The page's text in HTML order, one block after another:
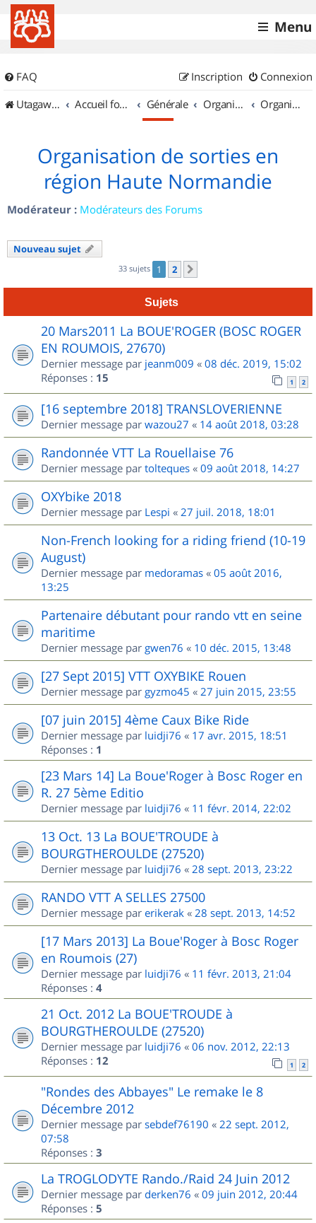
Menu
FAQ Connexion
Inscription
UtagawaVTT (Randos VTT et VTTAE avec traces GPS)
Accueil forum Générale Organisation de sorties & Recherche de partenaires Organisation de sorties en région Haute Normandie
Organisation de sorties en
région Haute Normandie
Modérateur : Modérateurs des Forums
Nouveau sujet
33 sujets 1 2
Sujets
20 Mars2011 La BOUE'ROGER (BOSC ROGER
EN ROUMOIS, 27670)
Dernier message par jeanm009 « 08 déc. 2019, 15:02
Réponses : 15 1 2
[16 septembre 2018] TRANSLOVERIENNE
Dernier message par wazou27 « 14 août 2018, 03:28
Randonnée VTT La Rouellaise 76
Dernier message par tolteques « 09 août 2018, 14:27
OXYbike 2018
Dernier message par Lespi « 27 juil. 2018, 18:01
Non-French looking for a riding friend (10-19
August)
Dernier message par medoramas « 05 août 2016,
13:25
Partenaire débutant pour rando vtt en seine
maritime
Dernier message par gwen76 « 10 déc. 2015, 13:48
[27 Sept 2015] VTT OXYBIKE Rouen
Dernier message par gyzmo45 « 27 juin 2015, 23:55
[07 juin 2015] 4ème Caux Bike Ride
Dernier message par luidji76 « 17 avr. 2015, 18:51
Réponses : 1
[23 Mars 14] La Boue'Roger à Bosc Roger en
R. 27 5ème Editio
Dernier message par luidji76 « 11 févr. 2014, 22:02
13 Oct. 13 La BOUE'TROUDE à
BOURGTHEROULDE (27520)
Dernier message par luidji76 « 28 sept. 2013, 23:22
RANDO VTT A SELLES 27500
Dernier message par erikerak « 28 sept. 2013, 14:52
[17 Mars 2013] La Boue'Roger à Bosc Roger
en Roumois (27)
Dernier message par luidji76 « 11 févr. 2013, 21:04
Réponses : 4
21 Oct. 2012 La BOUE'TROUDE à
BOURGTHEROULDE (27520)
Dernier message par luidji76 « 06 nov. 2012, 22:13
Réponses : 12 1 2
"Rondes des Abbayes" Le remake le 8
Décembre 2012
Dernier message par sebdef76190 « 22 sept. 2012,
07:58
Réponses : 3
La TROGLODYTE Rando./Raid 24 Juin 2012
Dernier message par derken76 « 09 juin 2012, 20:44
Réponses : 5